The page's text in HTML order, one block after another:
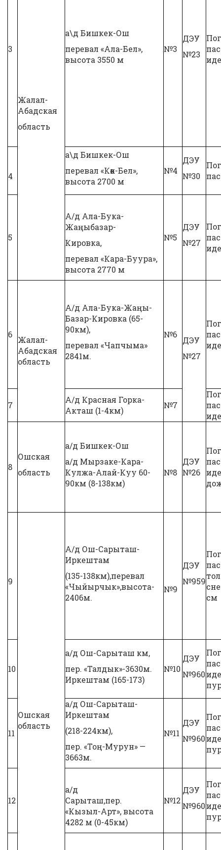
3
Жалал-
Абадская
область
а\д Бишкек-Ош
перевал «Ала-Бел»,
высота 3550 м
№3
ДЭУ
№23
4
а\д Бишкек-Ош
перевал «Көк-Бел»,
высота 2700 м
№4
ДЭУ
№30
5
А/д Ала-Бука-
Жаңыбазар-
Кировка,
перевал «Кара-Буура»,
высота 2770 м
№5
ДЭУ
№27
6
Жалал-
Абадская
область
А/д Ала-Бука-Жаңы-
Базар-Кировка (65-
90км),
перевал «Чапчыма»
2841м.
№6
ДЭУ
№27
7
А/д Красная Горка-
Акташ (1-4км)
№7
8
Ошская
область
а/д Бишкек-Ош
а/д Мырзаке-Кара-
Кулжа-Алай-Куу 60-
90км (8-138км)
№8
ДЭУ
№26
9
Ошская
область
А/д Ош-Сарыташ-
Иркештам
(135-138км),перевал
«Чыйырчык»,высота-
2406м.
№9
ДЭУ
№959
см
10
а/д Ош-Сарыташ км,
пер. «Талдык»-3630м.
Иркештам (165-173)
№10
ДЭУ
№960
11
а/д Ош-Сарыташ-
Иркештам
(218-224км),
пер. «Тоң-Мурун» —
3663м.
№11
ДЭУ
№960
12
а/д
Сарыташ,пер.
«Кызыл-Арт», высота
4282 м (0-45км)
№12
ДЭУ
№960